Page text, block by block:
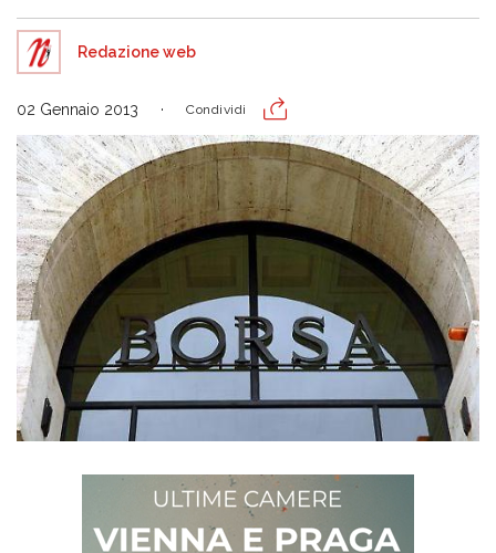
Redazione web
02 Gennaio 2013 Condividi